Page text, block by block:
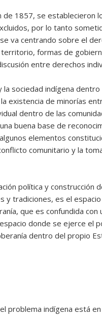
1857, se establecieron
por lo tanto
va centrando sobre el
formas de
entre derechos
sociedad indígena
existencia de minorías
dentro de las
buena base de
elementos
comunitario y la
política y construcción
tradiciones, es el
que es confundida con
donde se ejerce el
dentro del propio
problema indígena está